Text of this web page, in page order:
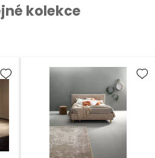
kolekce